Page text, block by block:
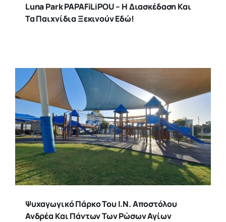
Luna Park PAPAFiLiPOU – Η Διασκέδαση Και
Τα Παιχνίδια Ξεκινούν Εδώ!
Ψυχαγωγικό Πάρκο Του Ι.Ν. Αποστόλου
Ανδρέα Και Πάντων Των Ρώσων Αγίων